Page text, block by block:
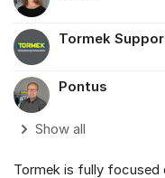
Tormek
Pontus
Show all
Tormek is fully focused